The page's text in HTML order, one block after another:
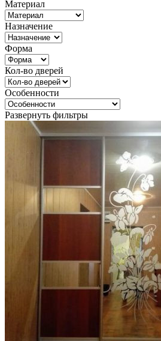
Материал
Назначение
Форма
Кол-во дверей
Особенности
Развернуть фильтры